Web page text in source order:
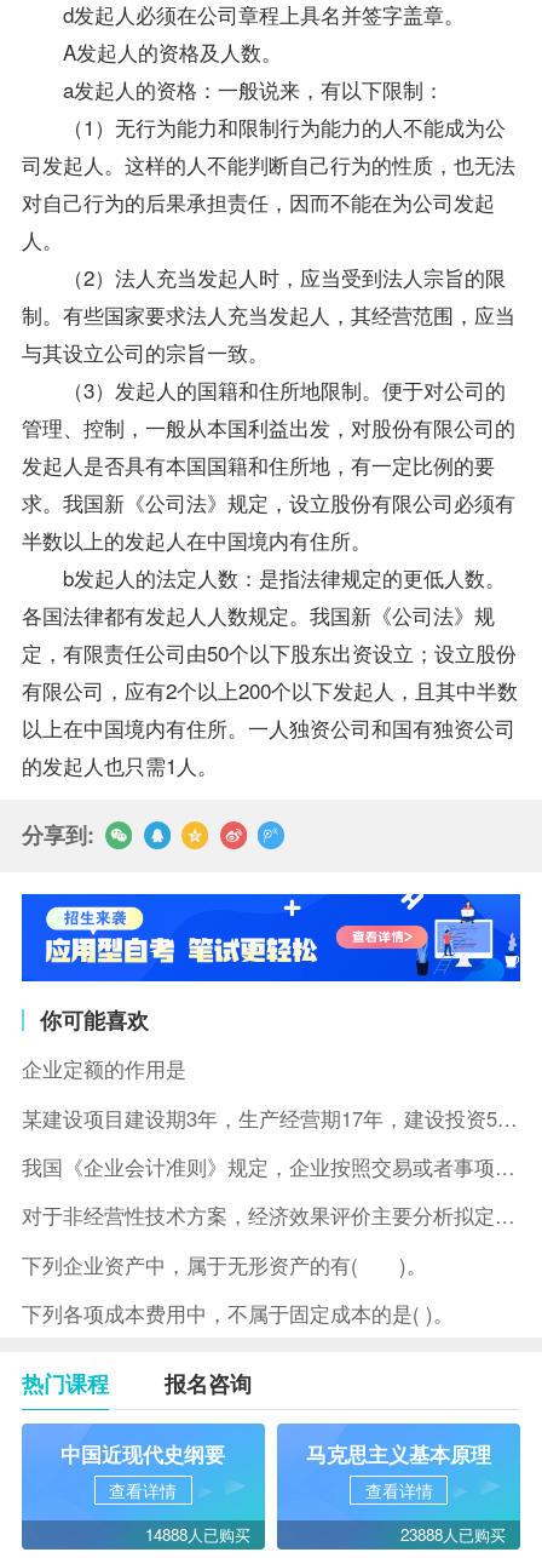
d发起人必须在公司章程上具名并签字盖章。
A发起人的资格及人数。
a发起人的资格：一般说来，有以下限制：
（1）无行为能力和限制行为能力的人不能成为公
司发起人。这样的人不能判断自己行为的性质，也无法
对自己行为的后果承担责任，因而不能在为公司发起
人。
（2）法人充当发起人时，应当受到法人宗旨的限
制。有些国家要求法人充当发起人，其经营范围，应当
与其设立公司的宗旨一致。
（3）发起人的国籍和住所地限制。便于对公司的
管理、控制，一般从本国利益出发，对股份有限公司的
发起人是否具有本国国籍和住所地，有一定比例的要
求。我国新《公司法》规定，设立股份有限公司必须有
半数以上的发起人在中国境内有住所。
b发起人的法定人数：是指法律规定的更低人数。
各国法律都有发起人人数规定。我国新《公司法》规
定，有限责任公司由50个以下股东出资设立；设立股份
有限公司，应有2个以上200个以下发起人，且其中半数
以上在中国境内有住所。一人独资公司和国有独资公司
的发起人也只需1人。
分享到:
你可能喜欢
企业定额的作用是
某建设项目建设期3年，生产经营期17年，建设投资5500万元
我国《企业会计准则》规定，企业按照交易或者事项的经济特征确定
对于非经营性技术方案，经济效果评价主要分析拟定方案的( )。
下列企业资产中，属于无形资产的有( )。
下列各项成本费用中，不属于固定成本的是( )。
热门课程 报名咨询
中国近现代史纲要
查看详情
14888人已购买
马克思主义基本原理
查看详情
23888人已购买